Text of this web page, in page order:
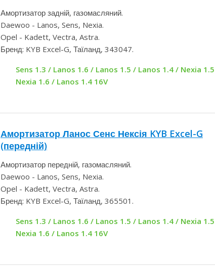
Амортизатор задній, газомасляний.
Daewoo - Lanos, Sens, Nexia.
Opel - Kadett, Vectra, Astra.
Sens 1.3 / Lanos 1.6 / Lanos 1.5 / Lanos 1.4 / Nexia 1.5 /
Амортизатор Ланос Сенс Нексія KYB Excel-G
Амортизатор передній, газомасляний.
Daewoo - Lanos, Sens, Nexia.
Opel - Kadett, Vectra, Astra.
Sens 1.3 / Lanos 1.6 / Lanos 1.5 / Lanos 1.4 / Nexia 1.5 /